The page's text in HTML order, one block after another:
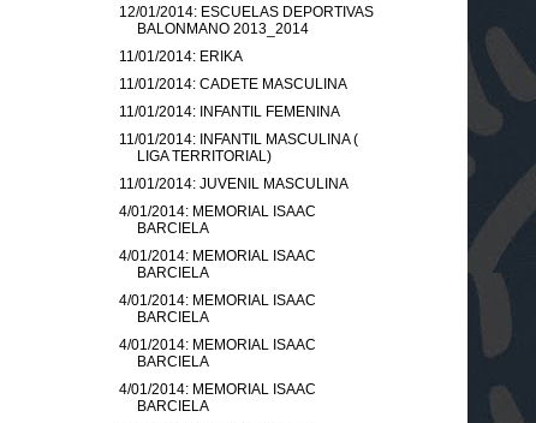
12/01/2014: ESCUELAS DEPORTIVAS
BALONMANO 2013_2014
11/01/2014: ERIKA
11/01/2014: CADETE MASCULINA
11/01/2014: INFANTIL FEMENINA
11/01/2014: INFANTIL MASCULINA (
LIGA TERRITORIAL)
11/01/2014: JUVENIL MASCULINA
4/01/2014: MEMORIAL ISAAC
BARCIELA
4/01/2014: MEMORIAL ISAAC
BARCIELA
4/01/2014: MEMORIAL ISAAC
BARCIELA
4/01/2014: MEMORIAL ISAAC
BARCIELA
4/01/2014: MEMORIAL ISAAC
BARCIELA